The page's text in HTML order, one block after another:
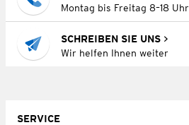
Montag bis Freitag 8–18 Uhr
SCHREIBEN SIE UNS
Wir helfen Ihnen weiter
SERVICE